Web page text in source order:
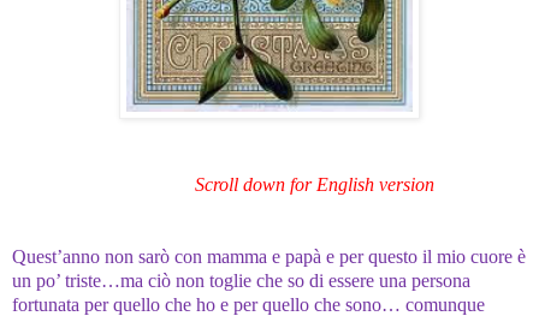
Scroll down for English version
Quest’anno non sarò con mamma e papà e per questo il mio cuore è
un po’ triste…ma ciò non toglie che so di essere una persona
fortunata per quello che ho e per quello che sono… comunque